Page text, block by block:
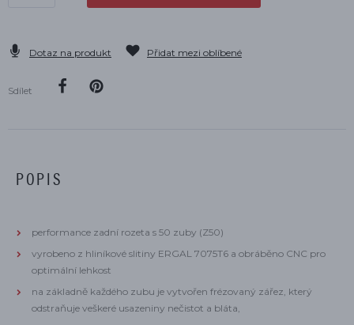
Dotaz na produkt Přidat mezi oblíbené
Sdílet
POPIS
performance zadní rozeta s 50 zuby (Z50)
vyrobeno z hliníkové slitiny ERGAL 7075T6 a obráběno CNC pro
optimální lehkost
na základně každého zubu je vytvořen frézovaný zářez, který
odstraňuje veškeré usazeniny nečistot a bláta,